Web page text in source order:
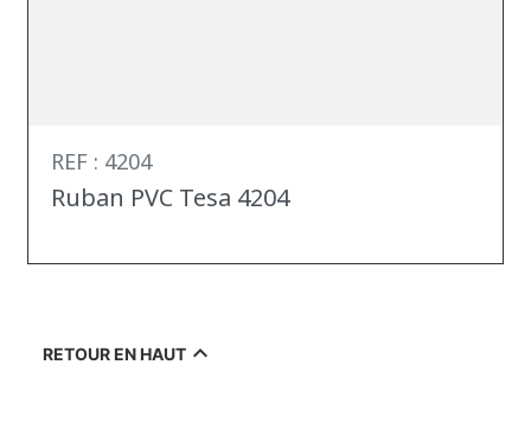
REF : 4204
Ruban PVC Tesa 4204
RETOUR EN HAUT 